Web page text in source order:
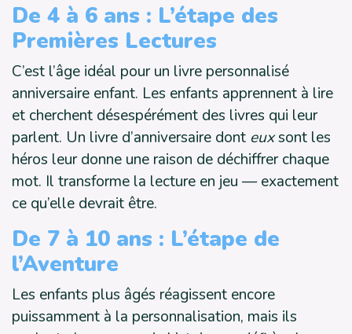
De 4 à 6 ans : L’étape des
Premières Lectures
C’est l’âge idéal pour un livre personnalisé
anniversaire enfant. Les enfants apprennent à lire
et cherchent désespérément des livres qui leur
parlent. Un livre d’anniversaire dont euxsont les
héros leur donne une raison de déchiffrer chaque
mot. Il transforme la lecture en jeu — exactement
ce qu’elle devrait être.
De 7 à 10 ans : L’étape de
l’Aventure
Les enfants plus âgés réagissent encore
puissamment à la personnalisation, mais ils